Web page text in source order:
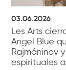
03.06.2026
Les Arts
Angel Blue
Rajmáninov
espirituales